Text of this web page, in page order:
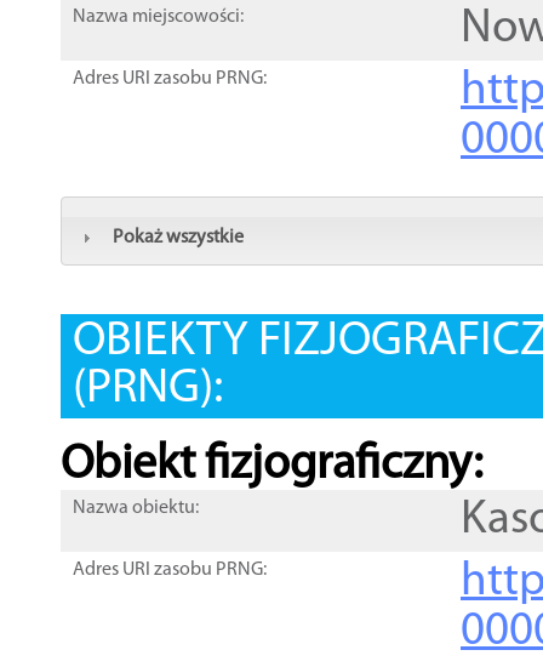
Nazwa miejscowości:
Adres URI zasobu PRNG:
Pokaż wszystkie
OBIEKTY
(PRNG):
Obiekt fizjograficzny:
Nazwa obiektu:
Adres URI zasobu PRNG: